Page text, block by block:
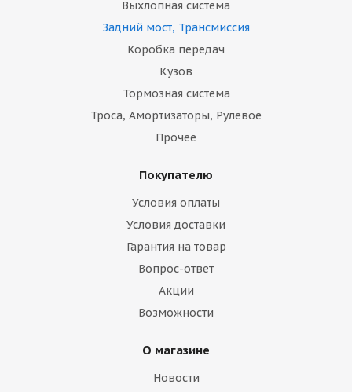
Выхлопная система
Задний мост, Трансмиссия
Коробка передач
Кузов
Тормозная система
Троса, Амортизаторы, Рулевое
Прочее
Покупателю
Условия оплаты
Условия доставки
Гарантия на товар
Вопрос-ответ
Акции
Возможности
О магазине
Новости